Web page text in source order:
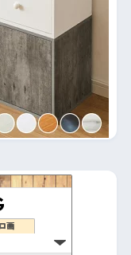
画
実。 |
た